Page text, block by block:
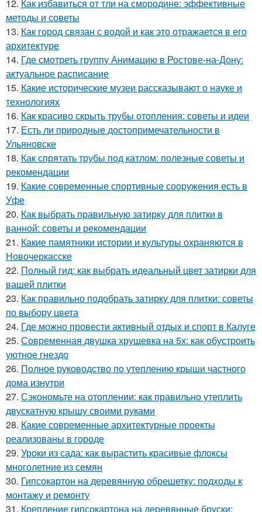
12. Как избавиться от тли на смородине: эффективные
методы и советы
13. Как город связан с водой и как это отражается в его
архитектуре
14. Где смотреть группу Анимацию в Ростове-на-Дону:
актуальное расписание
15. Какие исторические музеи рассказывают о науке и
технологиях
16. Как красиво скрыть трубы отопления: советы и идеи
17. Есть ли природные достопримечательности в
Ульяновске
18. Как спрятать трубы под катлом: полезные советы и
рекомендации
19. Какие современные спортивные сооружения есть в
Уфе
20. Как выбрать правильную затирку для плитки в
ванной: советы и рекомендации
21. Какие памятники истории и культуры охраняются в
Новочеркасске
22. Полный гид: как выбрать идеальный цвет затирки для
вашей плитки
23. Как правильно подобрать затирку для плитки: советы
по выбору цвета
24. Где можно провести активный отдых и спорт в Калуге
25. Современная двушка хрущевка на 5х: как обустроить
уютное гнездо
26. Полное руководство по утеплению крыши частного
дома изнутри
27. Сэкономьте на отоплении: как правильно утеплить
двускатную крышу своими руками
28. Какие современные архитектурные проекты
реализованы в городе
29. Уроки из сада: как вырастить красивые флоксы
многолетние из семян
30. Гипсокартон на деревянную обрешетку: подходы к
монтажу и ремонту
31. Крепление гипсокартона на деревянные бруски: